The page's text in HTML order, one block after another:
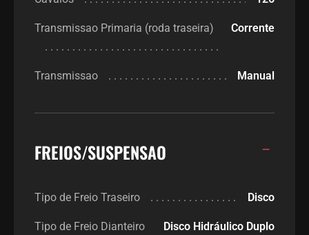
Transmissao Primaria (roda traseira) Corrente
Transmissao Manual
FREIOS/SUSPENSAO
Tipo de Freio Traseiro Disco
Tipo de Freio Dianteiro Disco Hidráulico Duplo